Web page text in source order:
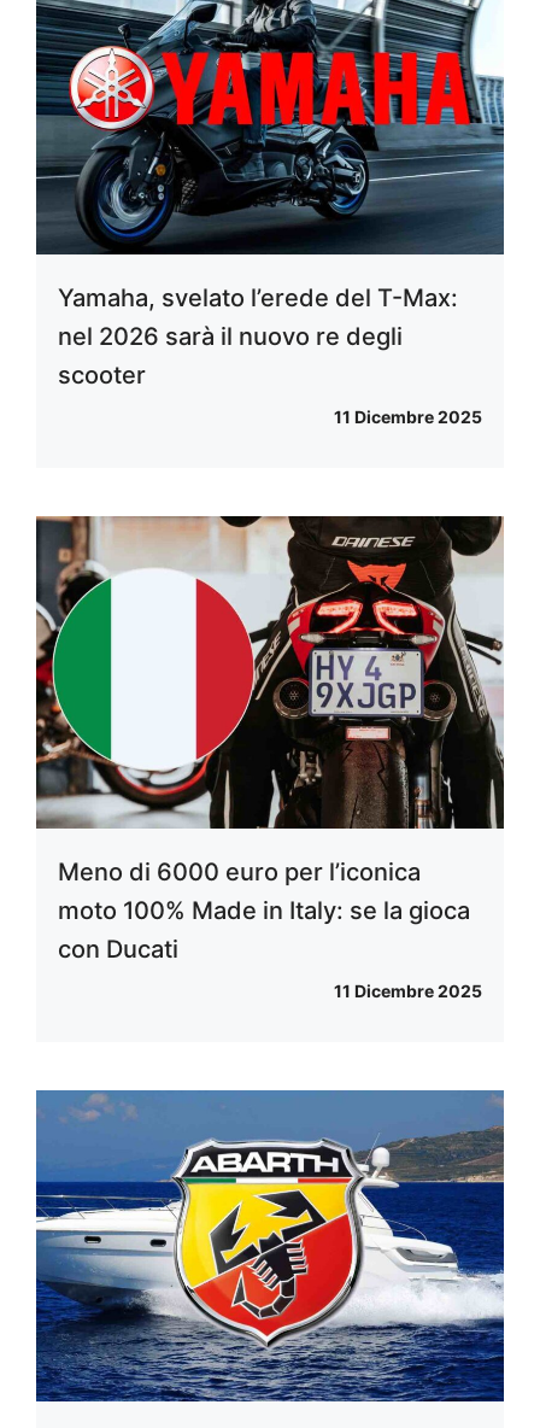
Yamaha, svelato l’erede del T-Max:
nel 2026 sarà il nuovo re degli
scooter
11 Dicembre 2025
Meno di 6000 euro per l’iconica
moto 100% Made in Italy: se la gioca
con Ducati
11 Dicembre 2025